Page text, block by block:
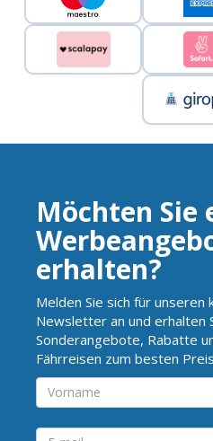
Möchten Sie
erhalten?
Melden Sie sich für unseren
Newsletter an und erhalten
Sonderangebote, Rabatte
Fährreisen zum besten